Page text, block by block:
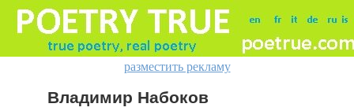
разместить рекламу
Владимир Набоков